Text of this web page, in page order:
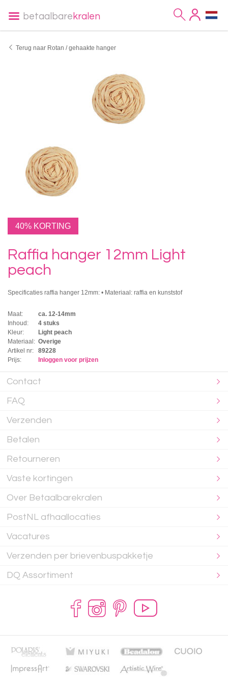
betaalbare kralen
Terug naar Rotan / gehaakte hanger
40% KORTING
Raffia hanger 12mm Light
peach
Specificaties raffia hanger 12mm: • Materiaal: raffia en kunststof
Maat:
ca. 12-14mm
Inhoud:
4 stuks
Kleur:
Light peach
Materiaal: Overige
Artikel nr:
89228
Prijs:
Inloggen voor prijzen
Contact
FAQ
Verzenden
Betalen
Retourneren
Vaste kortingen
Over Betaalbarekralen
PostNL afhaallocaties
Vacatures
Verzenden per brievenbuspakketje
DQ Assortiment